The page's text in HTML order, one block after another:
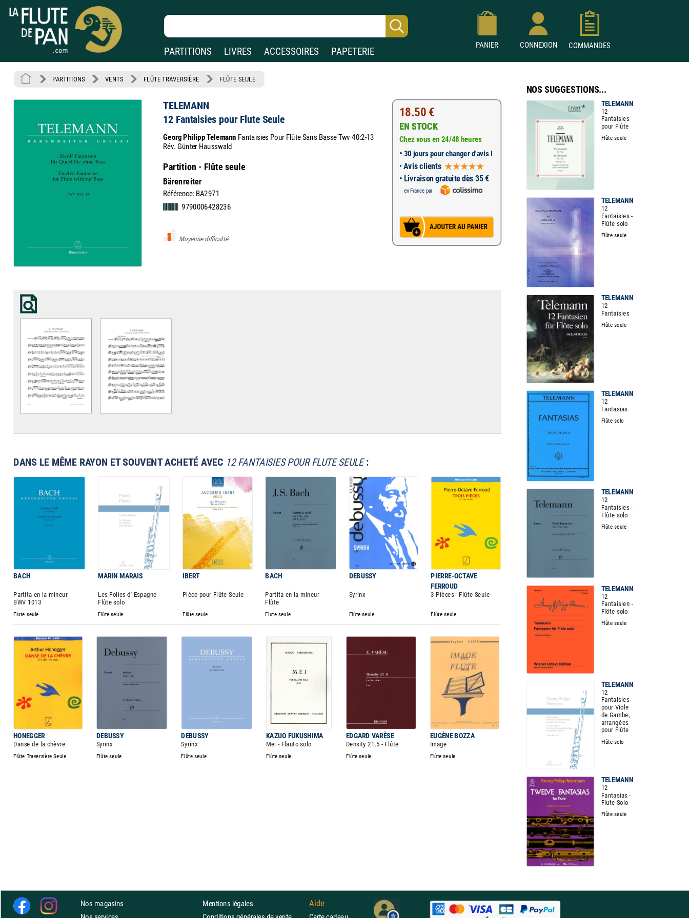
PARTITIONS LIVRES ACCESSOIRES PAPETERIE
PANIER CONNEXION COMMANDES
PARTITIONS VENTS FLÛTE TRAVERSIÈRE FLÛTE SEULE
TELEMANN
12 Fantaisies pour Flute Seule
Georg Philipp Telemann Fantaisies Pour Flûte Sans Basse Twv 40:2-13
Rév. Günter Hausswald
Partition - Flûte seule
Bärenreiter
Référence: BA2971
9790006428236
Moyenne difficulté
18.50 €
EN STOCK
Chez vous en 24/48 heures
• 30 jours pour changer d'avis !
•Avis clients
• Livraison gratuite dès 35 €
en France par
DANS LE MÊME RAYON ET SOUVENT ACHETÉ AVEC 12 FANTAISIES POUR FLUTE SEULE:
BACH MARIN MARAIS IBERT BACH DEBUSSY
PIERRE-OCTAVE
FERROUD
Partita en la mineur
BWV 1013
Les Folies d' Espagne -
Flûte solo
Pièce pour Flûte Seule Partita en la mineur -
Flûte
Syrinx 3 Pièces - Flûte Seule
Flute seule Flûte seule Flûte seule Flute seule Flûte seule Flûte seule
HONEGGER DEBUSSY DEBUSSY KAZUO FUKUSHIMA EDGARD VARÈSE EUGÈNE BOZZA
Danse de la chèvre Syrinx Syrinx Mei - Flauto solo Density 21.5 - Flûte Image
Flûte Traversière Seule Flûte seule Flûte seule Flûte seule Flûte seule Flûte seule
NOS SUGGESTIONS...
TELEMANN
12
Fantaisies
pour Flûte
Flûte seule
TELEMANN
12
Fantaisies -
Flûte solo
Flûte seule
TELEMANN
12
Fantaisies
Flûte seule
TELEMANN
12
Fantasias
Flûte solo
TELEMANN
12
Fantaisies -
Flûte solo
Flûte seule
TELEMANN
12
Fantaisien -
Flöte solo
Flûte seule
TELEMANN
12
Fantaisies
pour Viole
de Gambe,
arrangées
pour Flûte
Flûte solo
TELEMANN
12
Fantasias -
Flute Solo
Flûte seule
Nos magasins
Mentions légales
Aide